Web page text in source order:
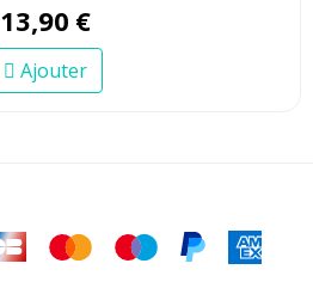
13,90 €
Ajouter